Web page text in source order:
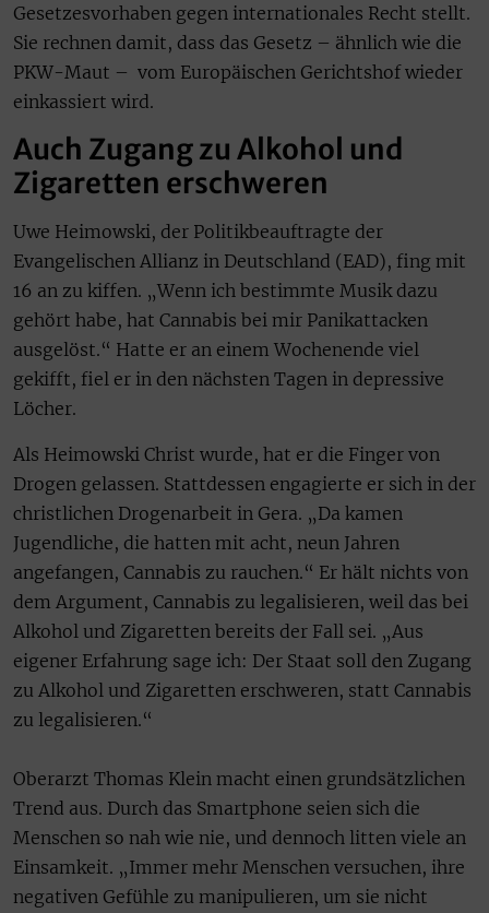
Gesetzesvorhaben gegen internationales Recht stellt.
Sie rechnen damit, dass das Gesetz – ähnlich wie die
PKW-Maut – vom Europäischen Gerichtshof wieder
einkassiert wird.
Auch Zugang zu Alkohol und
Zigaretten erschweren
Uwe Heimowski, der Politikbeauftragte der
Evangelischen Allianz in Deutschland (EAD), fing mit
16 an zu kiffen. „Wenn ich bestimmte Musik dazu
gehört habe, hat Cannabis bei mir Panikattacken
ausgelöst.“ Hatte er an einem Wochenende viel
gekifft, fiel er in den nächsten Tagen in depressive
Löcher.
Als Heimowski Christ wurde, hat er die Finger von
Drogen gelassen. Stattdessen engagierte er sich in der
christlichen Drogenarbeit in Gera. „Da kamen
Jugendliche, die hatten mit acht, neun Jahren
angefangen, Cannabis zu rauchen.“ Er hält nichts von
dem Argument, Cannabis zu legalisieren, weil das bei
Alkohol und Zigaretten bereits der Fall sei. „Aus
eigener Erfahrung sage ich: Der Staat soll den Zugang
zu Alkohol und Zigaretten erschweren, statt Cannabis
zu legalisieren.“
Oberarzt Thomas Klein macht einen grundsätzlichen
Trend aus. Durch das Smartphone seien sich die
Menschen so nah wie nie, und dennoch litten viele an
Einsamkeit. „Immer mehr Menschen versuchen, ihre
negativen Gefühle zu manipulieren, um sie nicht